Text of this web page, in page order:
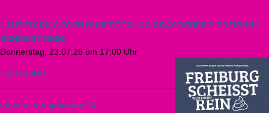
LAUTSTARK GEGEN RUHESTÖRUNG PRÄSENTIERT: FREIBURG
SCHEISST REIN!
Donnerstag, 23.07.26 um 17:00 Uhr
Lederleplatz
cube of compassion #1